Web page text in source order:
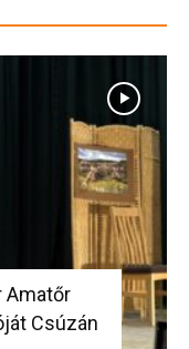
Amatőr
Csúzán